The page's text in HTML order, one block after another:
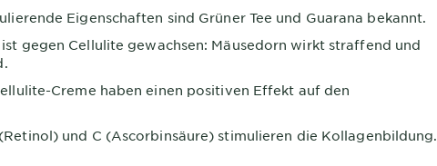
Eigenschaften sind Grüner Tee und Guarana bekannt.
gegen Cellulite gewachsen: Mäusedorn wirkt straffend und
Creme haben einen positiven Effekt auf den
und C (Ascorbinsäure) stimulieren die Kollagenbildung.